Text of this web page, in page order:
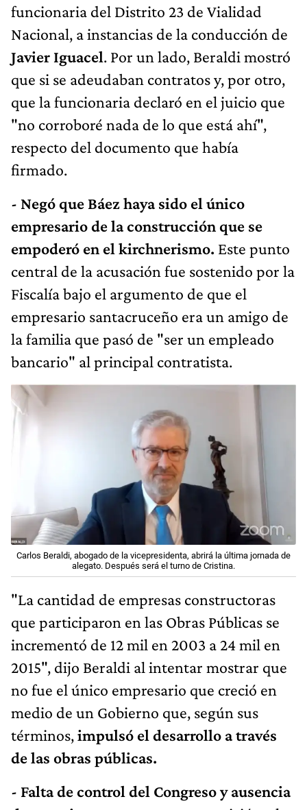
funcionaria del Distrito 23 de Vialidad
Nacional, a instancias de la conducción de
Javier Iguacel. Por un lado, Beraldi mostró
que si se adeudaban contratos y, por otro,
que la funcionaria declaró en el juicio que
"no corroboré nada de lo que está ahí",
respecto del documento que había
firmado.
- Negó que Báez haya sido el único
empresario de la construcción que se
empoderó en el kirchnerismo. Este punto
central de la acusación fue sostenido por la
Fiscalía bajo el argumento de que el
empresario santacruceño era un amigo de
la familia que pasó de "ser un empleado
bancario" al principal contratista.
Carlos Beraldi, abogado de la vicepresidenta, abrirá la última jornada de
alegato. Después será el turno de Cristina.
"La cantidad de empresas constructoras
que participaron en las Obras Públicas se
incrementó de 12 mil en 2003 a 24 mil en
2015", dijo Beraldi al intentar mostrar que
no fue el único empresario que creció en
medio de un Gobierno que, según sus
términos,impulsó el desarrollo a través
de las obras públicas.
- Falta de control del Congreso y ausencia